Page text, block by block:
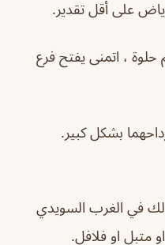
على أقل تقدير.
، اتمنى يفتح فرع
بشكل كبير.
لك في الغرب السويدي
متبل او فلافل.